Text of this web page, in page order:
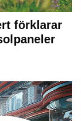
förklarar